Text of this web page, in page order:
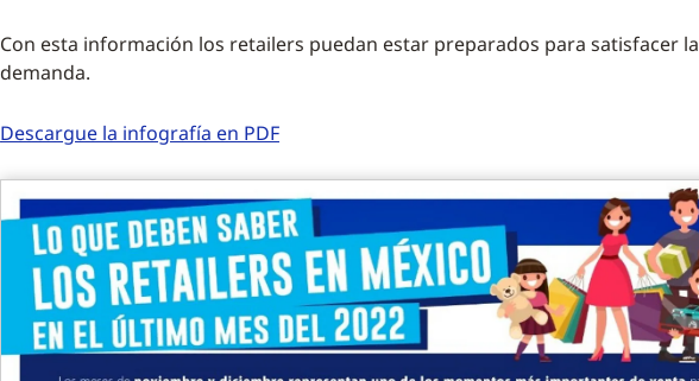
Con esta información los retailers puedan estar preparados para satisfacer la
demanda.
Descargue la infografía en PDF